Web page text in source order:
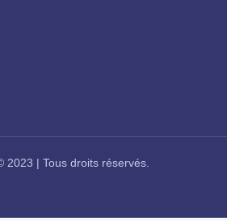
2023 | Tous droits réservés.